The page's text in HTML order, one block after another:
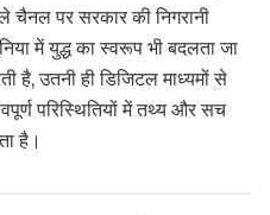
चैनल पर सरकार की निगरानी
में युद्ध का स्वरूप भी बदलता जा
है, उतनी ही डिजिटल माध्यमों से
परिस्थितियों में तथ्य और सच
है।